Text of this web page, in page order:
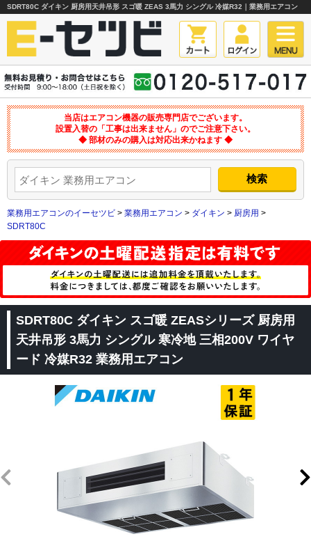
SDRT80C ダイキン 厨房用天井吊形 スゴ暖 ZEAS 3馬力 シングル 冷媒R32｜業務用エアコン
当店はエアコン機器の販売専門店でございます。
設置入替の「工事は出来ません」のでご注意下さい。
◆ 部材のみの購入は対応出来かねます ◆
業務用エアコンのイーセツビ > 業務用エアコン > ダイキン > 厨房用 >
SDRT80C
SDRT80C ダイキン スゴ暖 ZEASシリーズ 厨房用
天井吊形 3馬力 シングル 寒冷地 三相200V ワイヤ
ード 冷媒R32 業務用エアコン